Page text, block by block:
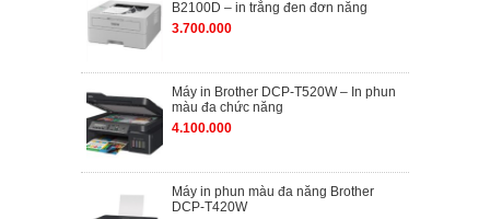
B2100D – in trắng đen đơn năng
3.700.000
Máy in Brother DCP-T520W – In phun
màu đa chức năng
4.100.000
Máy in phun màu đa năng Brother
DCP-T420W